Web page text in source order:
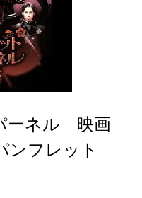
ーネル 映画
ンフレット